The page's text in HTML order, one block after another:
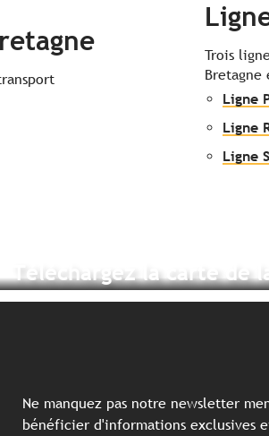
Trois
Bretagne
Ligne
Ligne
Ligne
Téléchargez la carte de
Ne manquez pas notre newsletter
bénéficier d'informations exclusives